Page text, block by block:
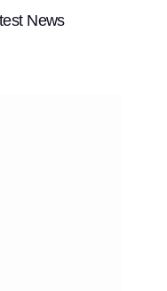
News